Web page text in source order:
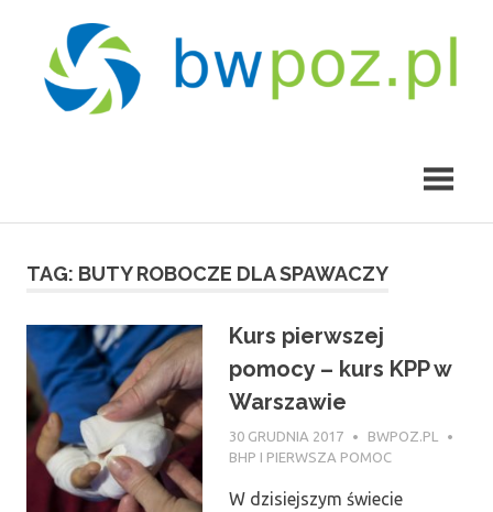
content
TAG: BUTY ROBOCZE DLA SPAWACZY
Kurs pierwszej
pomocy – kurs KPP w
Warszawie
30 GRUDNIA 2017
BWPOZ.PL
BHP I PIERWSZA POMOC
W dzisiejszym świecie